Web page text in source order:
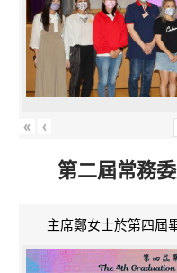
« ‹
第二屆常務
主席鄭女士於第四屆